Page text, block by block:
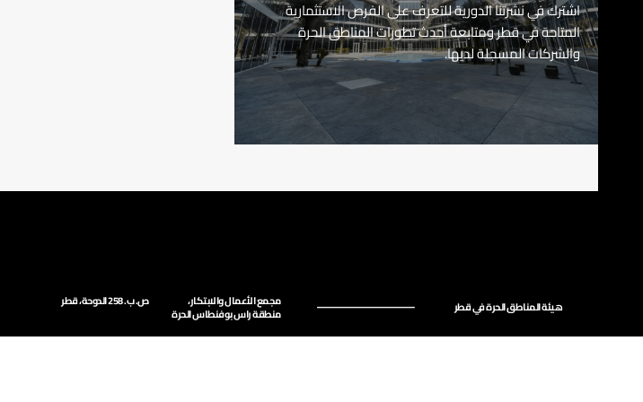
اشترك في نشرتنا الدورية للتعرف على الفرص الاستثمارية
المتاحة في قطر ومتابعة أحدث تطورات المناطق الحرة
والشركات المسجلة لديها.
هيئة المناطق الحرة في قطر مجمع الأعمال والابتكار،
منطقة راس بوفنطاس الحرة
ص. ب. 258 الدوحة، قطر